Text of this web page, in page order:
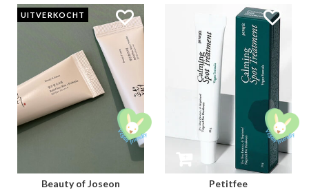
huid elasticiteit terwijl het de
regeneratie van huidcellen
bevordert. Dit serum heeft een
luxueuze textuur die de huid
voedt zonder residu.
panthenol en centella. Het
kalmeert de gevoelige huid en
verfijnt de textuur voor een zacht,
gebalanceerd en veerkrachtig
resultaat.
UITVERKOCHT
Beauty of Joseon
Petitfee